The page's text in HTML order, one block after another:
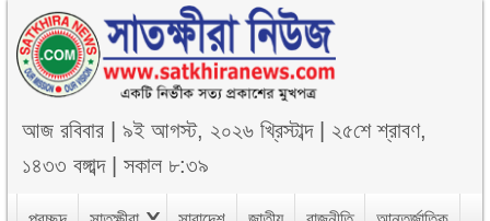
আজরবিবার |৯ই আগস্ট, ২০২৬ খ্রিস্টাব্দ| ২৫শে শ্রাবণ,
১৪৩৩ বঙ্গাব্দ|সকাল ৮:৩৯